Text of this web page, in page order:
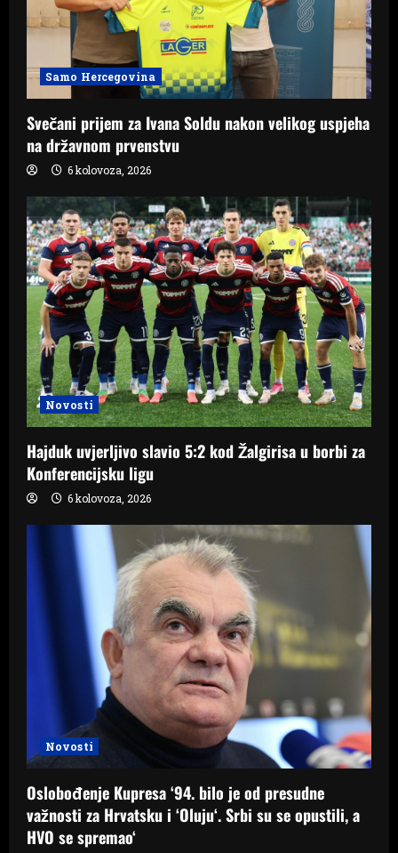
Samo Hercegovina
Svečani prijem za Ivana Soldu nakon velikog uspjeha
na državnom prvenstvu
6 kolovoza, 2026
Novosti
Hajduk uvjerljivo slavio 5:2 kod Žalgirisa u borbi za
Konferencijsku ligu
6 kolovoza, 2026
Novosti
Oslobođenje Kupresa ‘94. bilo je od presudne
važnosti za Hrvatsku i ‘Oluju‘. Srbi su se opustili, a
HVO se spremao‘